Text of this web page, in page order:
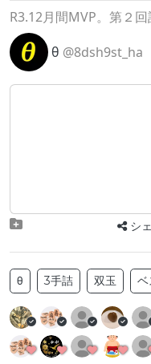
R3.12月間MVP。第２回
θ @8dsh9st_ha
シ
θ 3手詰 双玉 ベ